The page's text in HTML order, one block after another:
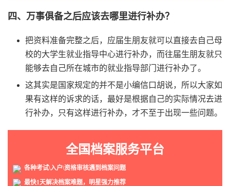
四、万事俱备之后应该去哪里进行补办？
把资料准备完整之后，应届生朋友就可以直接去自己母
校的大学生就业指导中心进行补办，而往届生朋友就只
能够去自己所在城市的就业指导部门进行补办了。
这其实是国家规定的并不是小编信口胡说，所以大家如
果有这样的诉求的话，最好是根据自己的实际情况去进
行补办，只有这样进行补办，才不至于出现一些问题。
全国档案服务平台
各种考试\入户\资格审核遇到档案问题
最快1天解决档案难题，明星强力推荐